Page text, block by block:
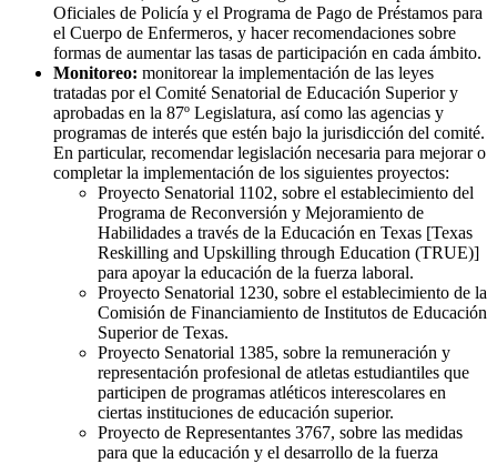
Oficiales de Policía y el Programa de Pago de Préstamos para
el Cuerpo de Enfermeros, y hacer recomendaciones sobre
formas de aumentar las tasas de participación en cada ámbito.
Monitoreo: monitorear la implementación de las leyes
tratadas por el Comité Senatorial de Educación Superior y
aprobadas en la 87º Legislatura, así como las agencias y
programas de interés que estén bajo la jurisdicción del comité.
En particular, recomendar legislación necesaria para mejorar o
completar la implementación de los siguientes proyectos:
Proyecto Senatorial 1102, sobre el establecimiento del
Programa de Reconversión y Mejoramiento de
Habilidades a través de la Educación en Texas [Texas
Reskilling and Upskilling through Education (TRUE)]
para apoyar la educación de la fuerza laboral.
Proyecto Senatorial 1230, sobre el establecimiento de la
Comisión de Financiamiento de Institutos de Educación
Superior de Texas.
Proyecto Senatorial 1385, sobre la remuneración y
representación profesional de atletas estudiantiles que
participen de programas atléticos interescolares en
ciertas instituciones de educación superior.
Proyecto de Representantes 3767, sobre las medidas
para que la educación y el desarrollo de la fuerza